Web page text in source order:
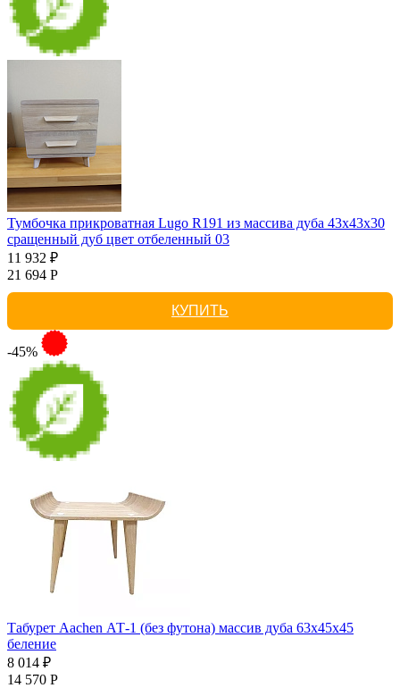
Тумбочка прикроватная Lugo R191 из массива дуба 43х43х30
сращенный дуб цвет отбеленный 03
11 932 ₽
21 694 Р
КУПИТЬ
-45%
Табурет Aachen АТ-1 (без футона) массив дуба 63х45х45
беление
8 014 ₽
14 570 Р